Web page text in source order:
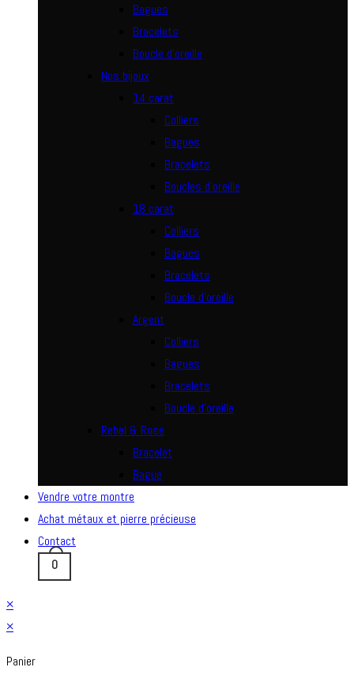
Bagues
Bracelets
Boucle d’oreille
Nos bijoux
14 carat
Colliers
Bagues
Bracelets
Boucles d’oreille
18 carat
Colliers
Bagues
Bracelets
Boucle d’oreille
Argent
Colliers
Bagues
Bracelets
Boucle d’oreille
Rebel & Rose
Bracelet
Bague
Vendre votre montre
Achat métaux et pierre précieuse
Contact
0
×
×
Panier